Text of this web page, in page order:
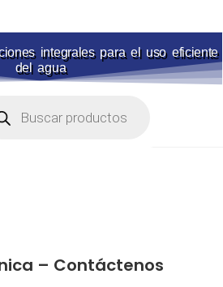
integrales para el uso eficiente
del agua
– Contáctenos